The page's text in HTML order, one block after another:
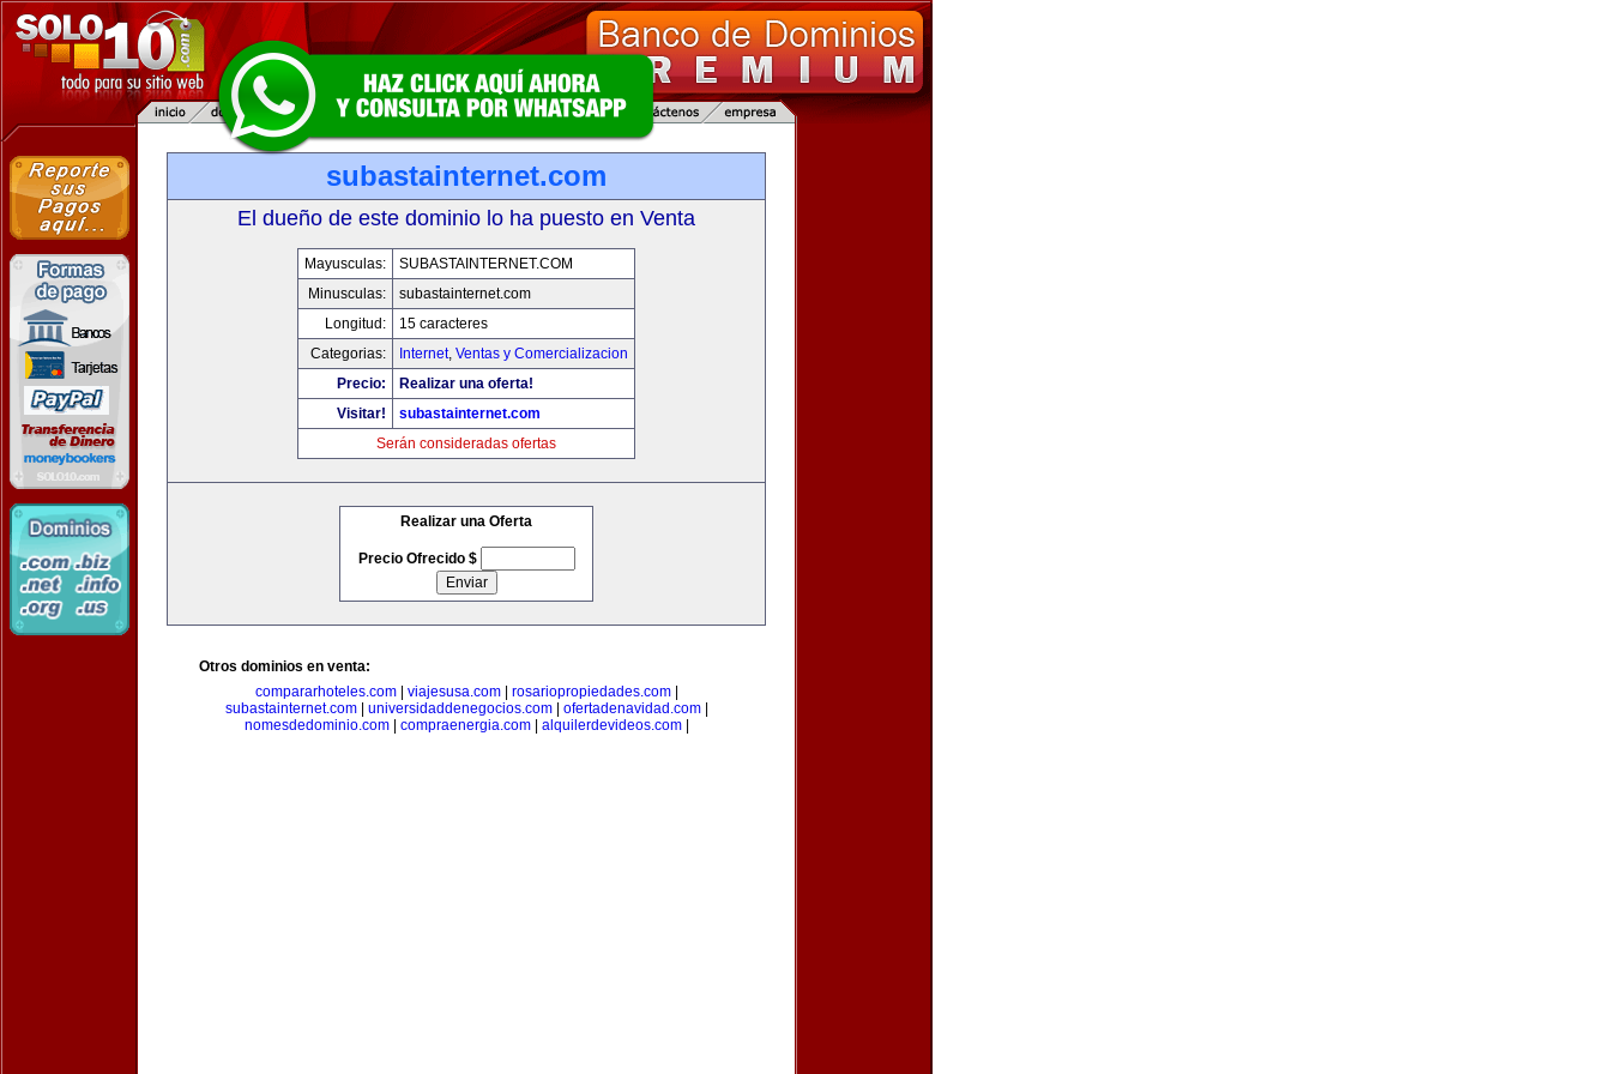
subastainternet.com
El dueño de este dominio lo ha puesto en Venta
Mayusculas:
SUBASTAINTERNET.COM
Minusculas:
subastainternet.com
Longitud:
15 caracteres
Categorias:
Internet, Ventas y Comercializacion
Precio:
Realizar una oferta!
Visitar!
subastainternet.com
Serán consideradas ofertas
Realizar una Oferta
Precio Ofrecido $
Otros dominios en venta:
compararhoteles.com| viajesusa.com| rosariopropiedades.com|
subastainternet.com| universidaddenegocios.com| ofertadenavidad.com|
nomesdedominio.com| compraenergia.com| alquilerdevideos.com|